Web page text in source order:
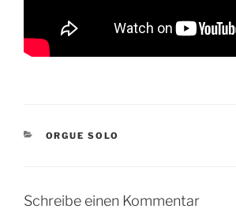
KATEGORIEN
ORGUE SOLO
Schreibe einen Kommentar